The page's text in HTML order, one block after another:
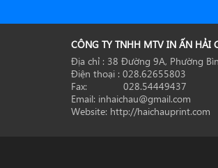
CÔNG TY TNHH MTV IN ẤN HẢI
Địa chỉ : 38 Đường 9A, Phường
Điện thoại : 028.62655803
Fax: 028.54449437
Email: inhaichau@gmail.com
Website: http://haichauprint.com